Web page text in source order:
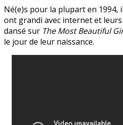
Né(e)s pour la plupart en 1994,
ont grandi avec internet et
dansé sur The Most Beautiful
le jour de leur naissance.